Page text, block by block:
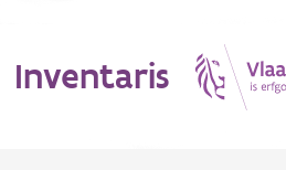
Inventaris